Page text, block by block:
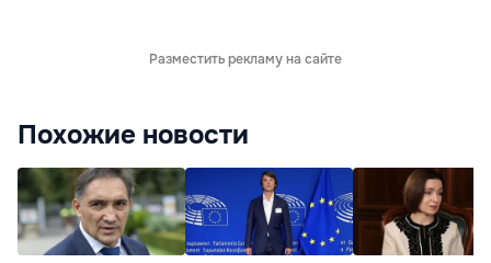
Разместить рекламу на сайте
Похожие новости